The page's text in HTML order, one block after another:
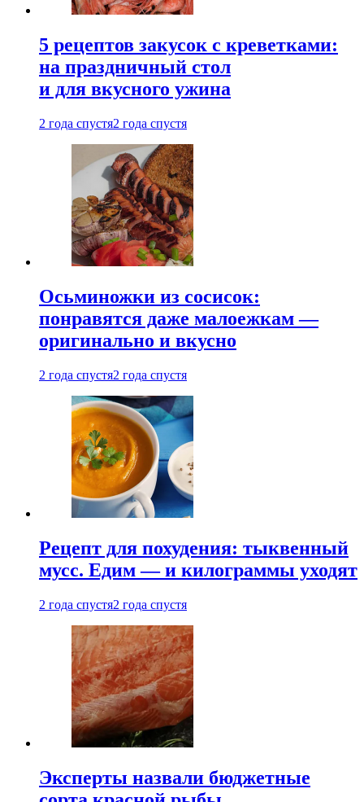
5 рецептов закусок с креветками:
на праздничный стол
и для вкусного ужина
2 года спустя2 года спустя
Осьминожки из сосисок:
понравятся даже малоежкам —
оригинально и вкусно
2 года спустя2 года спустя
Рецепт для похудения: тыквенный
мусс. Едим — и килограммы уходят
2 года спустя2 года спустя
Эксперты назвали бюджетные